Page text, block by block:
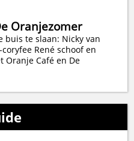
Oranjezomer
buis te slaan: Nicky van
René schoof en
Oranje Café en De